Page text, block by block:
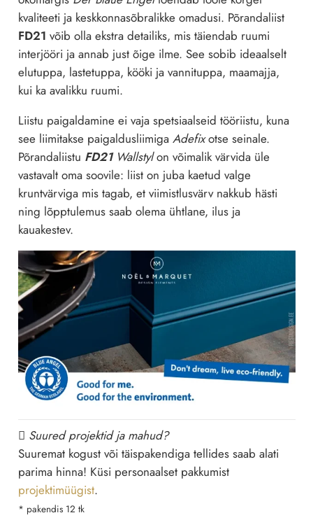
kvaliteeti ja keskkonnasõbralikke omadusi. Põrandaliist
FD21 võib olla ekstra detailiks, mis täiendab ruumi
interjööri ja annab just õige ilme. See sobib ideaalselt
elutuppa, lastetuppa, kööki ja vannituppa, maamajja,
kui ka avalikku ruumi.
Liistu paigaldamine ei vaja spetsiaalseid tööriistu, kuna
see liimitakse paigaldusliimiga Adefixotse seinale.
Põrandaliistu FD21Wallstylon võimalik värvida üle
vastavalt oma soovile: liist on juba kaetud valge
kruntvärviga mis tagab, et viimistlusvärv nakkub hästi
ning lõpptulemus saab olema ühtlane, ilus ja
kauakestev.
Suured projektid ja mahud?
Suuremat kogust või täispakendiga tellides saab alati
parima hinna! Küsi personaalset pakkumist
projektimüügist.
* pakendis 12 tk